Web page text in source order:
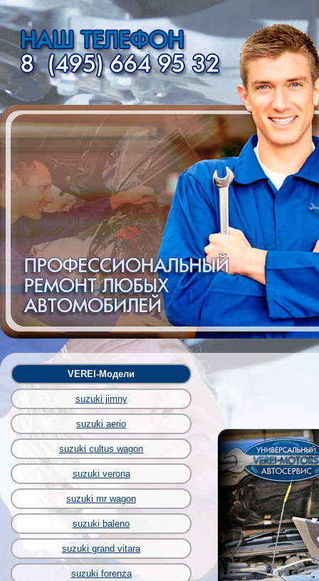
VEREI-Модели
suzuki jimny
suzuki aerio
suzuki cultus wagon
suzuki verona
suzuki mr wagon
suzuki baleno
suzuki grand vitara
suzuki forenza